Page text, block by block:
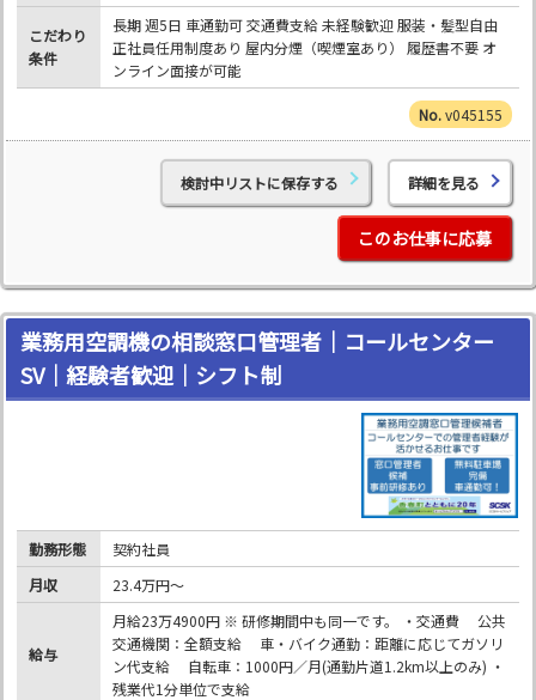
こだわり
条件
長期 週5日 車通勤可 交通費支給 未経験歓迎 服装・髪型自由
正社員任用制度あり 屋内分煙（喫煙室あり） 履歴書不要 オ
ンライン面接が可能
v045155
検討中リストに保存する 詳細を見る
このお仕事に応募
業務用空調機の相談窓口管理者｜コールセンター
SV｜経験者歓迎｜シフト制
勤務形態
契約社員
月収
23.4万円～
給与
月給23万4900円 ※ 研修期間中も同一です。 ・交通費 公共
交通機関：全額支給 車・バイク通勤：距離に応じてガソリ
ン代支給 自転車：1000円／月(通勤片道1.2km以上のみ) ・
残業代1分単位で支給